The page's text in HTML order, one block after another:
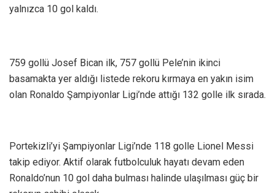
yalnızca 10 gol kaldı.
759 gollü Josef Bican ilk, 757 gollü Pele’nin ikinci
basamakta yer aldığı listede rekoru kırmaya en yakın isim
olan Ronaldo Şampiyonlar Ligi’nde attığı 132 golle ilk sırada.
Portekizli’yi Şampiyonlar Ligi’nde 118 golle Lionel Messi
takip ediyor. Aktif olarak futbolculuk hayatı devam eden
Ronaldo’nun 10 gol daha bulması halinde ulaşılması güç bir